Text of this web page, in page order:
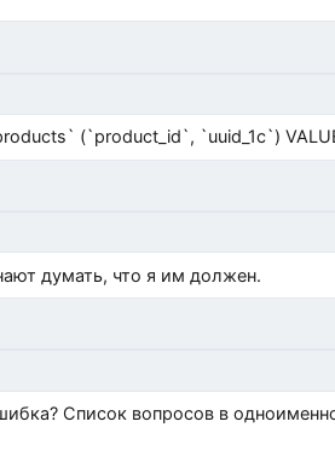
(`product_id`, `uuid_1c`)
думать, что я им должен.
Список вопросов в